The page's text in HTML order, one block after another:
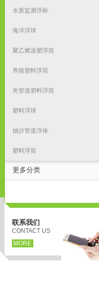
水质监测浮标
海洋浮球
聚乙烯滚塑浮筒
养殖塑料浮筒
夹管道塑料浮筒
塑料浮球
抽沙管道浮体
塑料浮筒
更多分类
联系我们
CONTACT US
MORE